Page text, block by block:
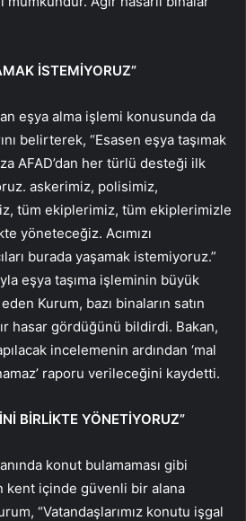
İSTEMİYORUZ”
eşya alma işlemi konusunda da
belirterek, “Esasen eşya taşımak
AFAD’dan her türlü desteği ilk
askerimiz, polisimiz,
tüm ekiplerimiz, tüm ekiplerimizle
yöneteceğiz. Acımızı
burada yaşamak istemiyoruz.”
eşya taşıma işleminin büyük
Kurum, bazı binaların satın
hasar gördüğünü bildirdi. Bakan,
incelemenin ardından ‘mal
raporu verileceğini kaydetti.
BİRLİKTE YÖNETİYORUZ”
konut bulamaması gibi
kent içinde güvenli bir alana
“Vatandaşlarımız konutu işgal